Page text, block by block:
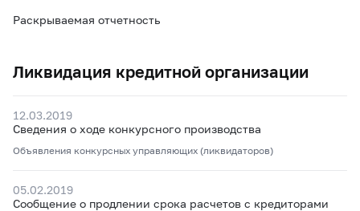
Раскрываемая отчетность
Ликвидация кредитной организации
12.03.2019
Сведения о ходе конкурсного производства
Объявления конкурсных управляющих (ликвидаторов)
05.02.2019
Сообщение о продлении срока расчетов с кредиторами